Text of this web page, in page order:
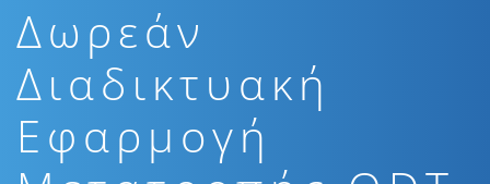
Δωρεάν
Διαδικτυακή
Εφαρμογή